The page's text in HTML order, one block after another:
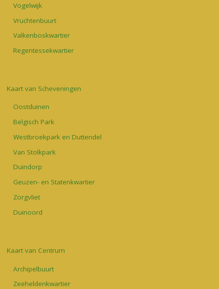
Vogelwijk
Vruchtenbuurt
Valkenboskwartier
Regentessekwartier
Kaart van Scheveningen
Oostduinen
Belgisch Park
Westbroekpark en Duttendel
Van Stolkpark
Duindorp
Geuzen- en Statenkwartier
Zorgvliet
Duinoord
Kaart van Centrum
Archipelbuurt
Zeeheldenkwartier